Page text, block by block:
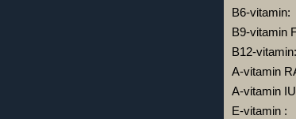
B6-vitamin:
B9-vitamin
B12-vitamin:
A-vitamin
A-vitamin
E-vitamin :